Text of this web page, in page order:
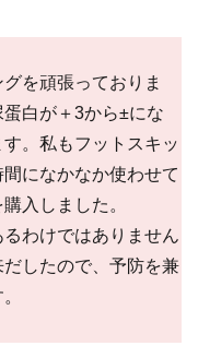
を頑張っておりま
白が＋3から±にな
。私もフットスキッ
になかなか使わせて
入しました。
わけではありません
したので、予防を兼